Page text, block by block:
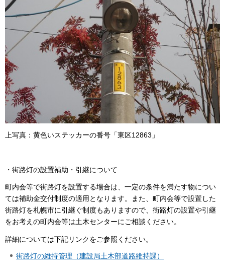
上写真：黄色いステッカーの番号「東区12863」
・街路灯の設置補助・引継について
町内会等で街路灯を設置する場合は、一定の条件を満たす物につい
ては補助金交付制度の適用となります。また、町内会等で設置した
街路灯を札幌市に引継ぐ制度もありますので、街路灯の設置や引継
をお考えの町内会等は土木センターにご相談ください。
詳細については下記リンクをご参照ください。
街路灯の維持管理（建設局土木部道路維持課）